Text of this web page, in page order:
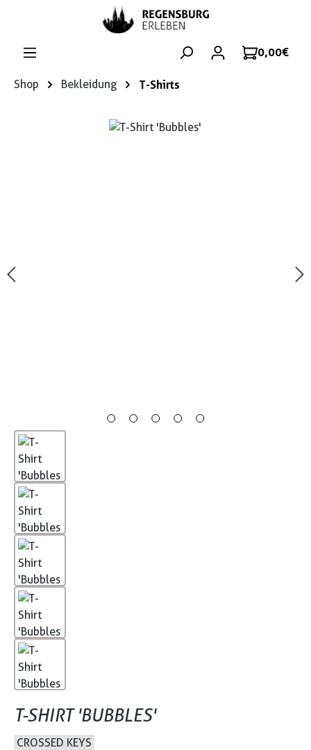
Zum Hauptinhalt springen
0,00 €
Shop Bekleidung T-Shirts
Bildergalerie überspringen
T-SHIRT 'BUBBLES'
CROSSED KEYS